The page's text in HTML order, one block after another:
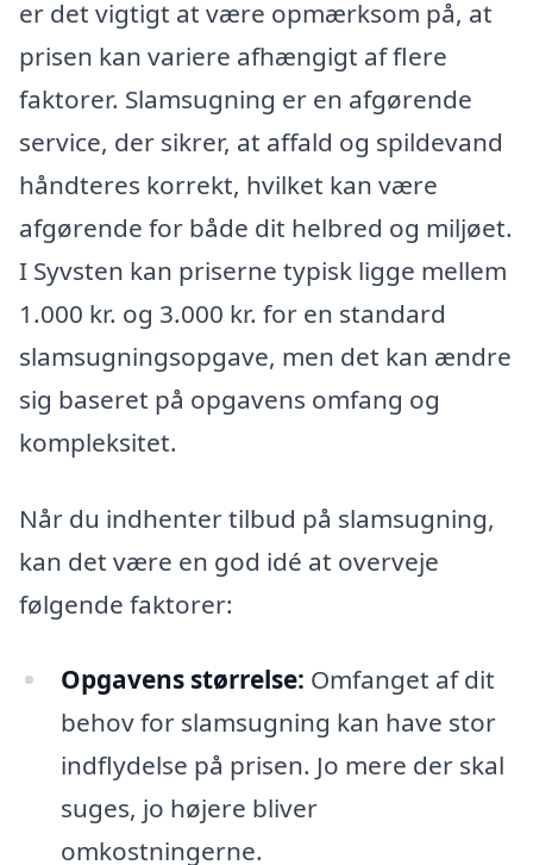
er det vigtigt at være opmærksom på, at
prisen kan variere afhængigt af flere
faktorer. Slamsugning er en afgørende
service, der sikrer, at affald og spildevand
håndteres korrekt, hvilket kan være
afgørende for både dit helbred og miljøet.
I Syvsten kan priserne typisk ligge mellem
1.000 kr. og 3.000 kr. for en standard
slamsugningsopgave, men det kan ændre
sig baseret på opgavens omfang og
kompleksitet.
Når du indhenter tilbud på slamsugning,
kan det være en god idé at overveje
følgende faktorer:
Opgavens størrelse: Omfanget af dit
behov for slamsugning kan have stor
indflydelse på prisen. Jo mere der skal
suges, jo højere bliver
omkostningerne.